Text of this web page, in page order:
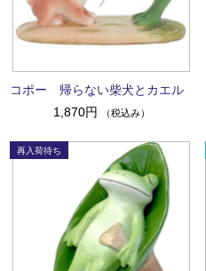
コポー 帰らない柴犬とカエル
1,870円
（税込み）